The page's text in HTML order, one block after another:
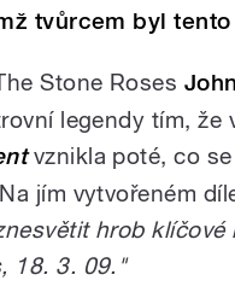
tvůrcem byl
Stone Roses
legendy tím, že
vznikla poté, co
jím vytvořeném
hrob
18. 3. 09."